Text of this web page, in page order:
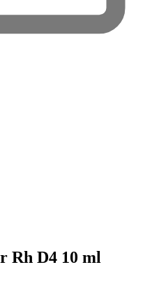
Rh D4 10 ml